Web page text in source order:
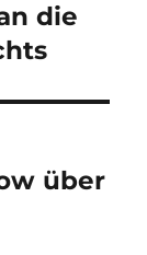
die
über